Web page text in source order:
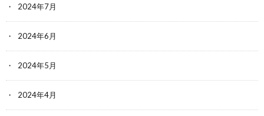
2024年7月
2024年6月
2024年5月
2024年4月